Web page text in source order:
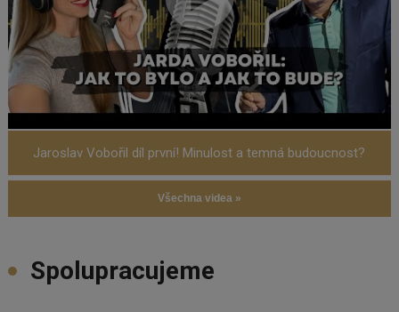
Jaroslav Vobořil díl první! Minulost a temná budoucnost?
Všechna videa »
Spolupracujeme